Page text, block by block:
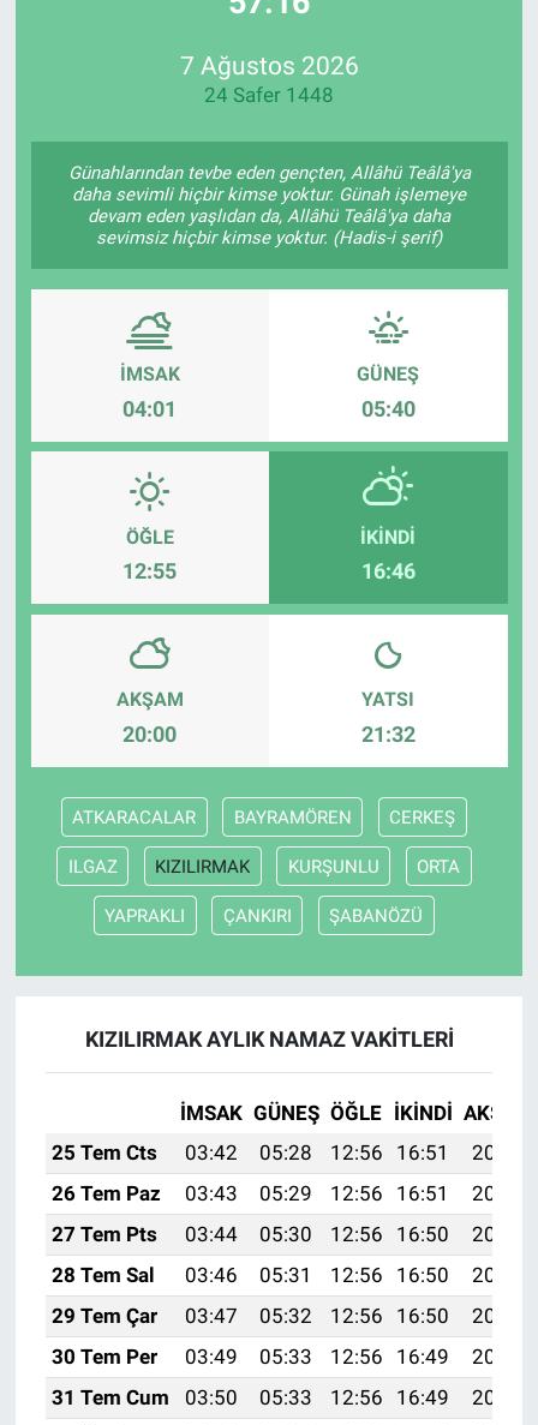
7 Ağustos 2026
24 Safer 1448
Günahlarından tevbe eden gençten, Allâhü Teâlâ'ya
daha sevimli hiçbir kimse yoktur. Günah işlemeye
devam eden yaşlıdan da, Allâhü Teâlâ'ya daha
sevimsiz hiçbir kimse yoktur. (Hadis-i şerif)
İMSAK
04:01
GÜNEŞ
05:40
ÖĞLE
12:55
İKINDI
16:46
AKŞAM
20:00
YATSI
21:32
ATKARACALAR BAYRAMÖREN CERKEŞ
ILGAZ KIZILIRMAK KURŞUNLU ORTA
YAPRAKLI ÇANKIRI ŞABANÖZÜ
KIZILIRMAK AYLIK NAMAZ VAKITLERI
İMSAK GÜNEŞ ÖĞLE İKINDI AKŞAM
25 Tem Cts
03:42 05:28 12:56 16:51
20:13
26 Tem Paz
03:43 05:29 12:56 16:51
20:12
27 Tem Pts
03:44 05:30 12:56 16:50
20:12
28 Tem Sal
03:46 05:31 12:56 16:50
20:11
29 Tem Çar
03:47 05:32 12:56 16:50
20:10
30 Tem Per
03:49 05:33 12:56 16:49
20:09
31 Tem Cum
03:50 05:33 12:56 16:49
20:08
Özel Haberler
Kadın
Erişim Bilgileri
Sağlık
Teknoloji
Ramazan